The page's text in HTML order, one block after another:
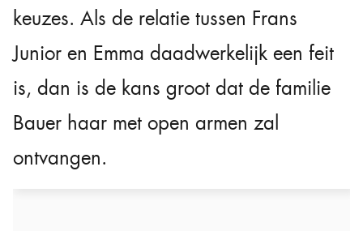
keuzes. Als de relatie tussen Frans
Junior en Emma daadwerkelijk een feit
is, dan is de kans groot dat de familie
Bauer haar met open armen zal
ontvangen.